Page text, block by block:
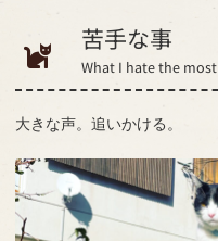
苦手な事
What I hate the most
大きな声。追いかける。